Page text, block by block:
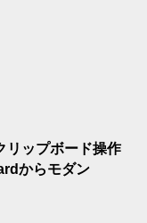
ップボード操作
からモダン